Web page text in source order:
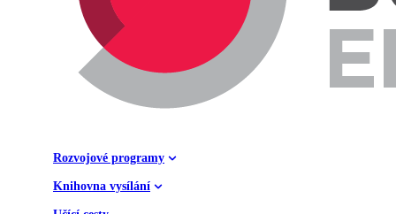
Rozvojové programy
Knihovna vysílání